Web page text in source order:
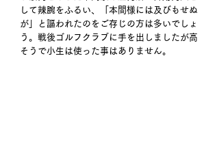
して辣腕をふるい、「本間様には及びもせぬ
が」と謳われたのをご存じの方は多いでしょ
う。戦後ゴルフクラブに手を出しましたが高
そうで小生は使った事はありません。